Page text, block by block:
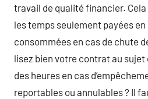
travail de qualité financier.
les temps seulement payées
consommées en cas de chute
lisez bien votre contrat au sujet
des heures en cas
reportables ou annulables ? Il